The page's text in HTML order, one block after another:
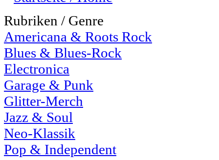
Rubriken / Genre
Americana & Roots Rock
Blues & Blues-Rock
Electronica
Garage & Punk
Glitter-Merch
Jazz & Soul
Neo-Klassik
Pop & Independent